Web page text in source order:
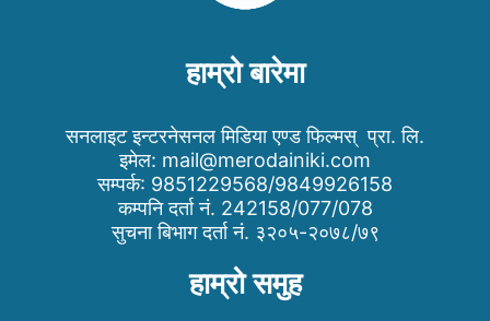
हाम्रो बारेमा
सनलाइट इन्टरनेसनल मिडिया एण्ड फिल्मस् प्रा. लि.
इमेल: mail@merodainiki.com
सम्पर्क: 9851229568/9849926158
कम्पनि दर्ता नं. 242158/077/078
सुचना बिभाग दर्ता नं. ३२०५-२०७८/७९
हाम्रो समुह